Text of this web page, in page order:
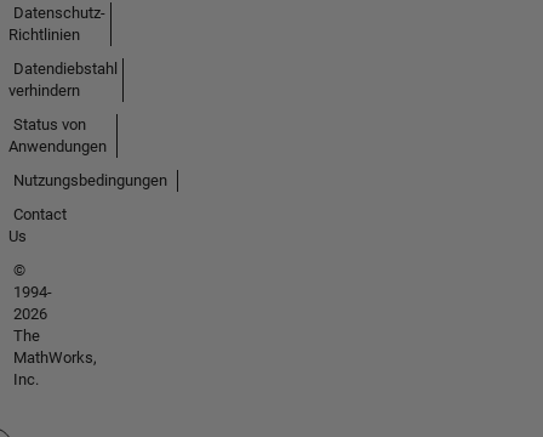
Datenschutz-
Richtlinien
Datendiebstahl
verhindern
Status von
Anwendungen
Nutzungsbedingungen
Contact
Us
©
1994-
2026
The
MathWorks,
Inc.